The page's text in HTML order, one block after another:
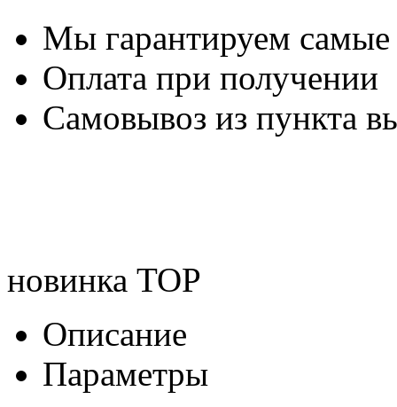
Мы гарантируем
Оплата при получении
Самовывоз из пункта
новинка TOP
Описание
Параметры